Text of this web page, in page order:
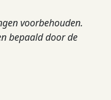
voorbehouden.
bepaald door de